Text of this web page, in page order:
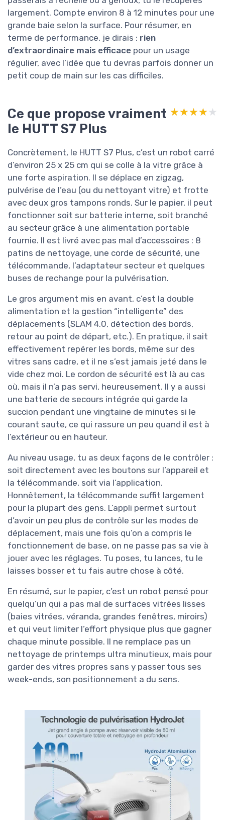
largement. Compte environ 8 à 12 minutes pour une
grande baie selon la surface. Pour résumer, en
terme de performance, je dirais : rien
d’extraordinaire mais efficace pour un usage
régulier, avec l’idée que tu devras parfois donner un
petit coup de main sur les cas difficiles.
Ce que propose vraiment
le HUTT S7 Plus
★★★★★
★★★★★
Concrètement, le HUTT S7 Plus, c’est un robot carré
d’environ 25 x 25 cm qui se colle à la vitre grâce à
une forte aspiration. Il se déplace en zigzag,
pulvérise de l’eau (ou du nettoyant vitre) et frotte
avec deux gros tampons ronds. Sur le papier, il peut
fonctionner soit sur batterie interne, soit branché
au secteur grâce à une alimentation portable
fournie. Il est livré avec pas mal d’accessoires : 8
patins de nettoyage, une corde de sécurité, une
télécommande, l’adaptateur secteur et quelques
buses de rechange pour la pulvérisation.
Le gros argument mis en avant, c’est la double
alimentation et la gestion “intelligente” des
déplacements (SLAM 4.0, détection des bords,
retour au point de départ, etc.). En pratique, il sait
effectivement repérer les bords, même sur des
vitres sans cadre, et il ne s’est jamais jeté dans le
vide chez moi. Le cordon de sécurité est là au cas
où, mais il n’a pas servi, heureusement. Il y a aussi
une batterie de secours intégrée qui garde la
succion pendant une vingtaine de minutes si le
courant saute, ce qui rassure un peu quand il est à
l’extérieur ou en hauteur.
Au niveau usage, tu as deux façons de le contrôler :
soit directement avec les boutons sur l’appareil et
la télécommande, soit via l’application.
Honnêtement, la télécommande suffit largement
pour la plupart des gens. L’appli permet surtout
d’avoir un peu plus de contrôle sur les modes de
déplacement, mais une fois qu’on a compris le
fonctionnement de base, on ne passe pas sa vie à
jouer avec les réglages. Tu poses, tu lances, tu le
laisses bosser et tu fais autre chose à côté.
En résumé, sur le papier, c’est un robot pensé pour
quelqu’un qui a pas mal de surfaces vitrées lisses
(baies vitrées, véranda, grandes fenêtres, miroirs)
et qui veut limiter l’effort physique plus que gagner
chaque minute possible. Il ne remplace pas un
nettoyage de printemps ultra minutieux, mais pour
garder des vitres propres sans y passer tous ses
week-ends, son positionnement a du sens.